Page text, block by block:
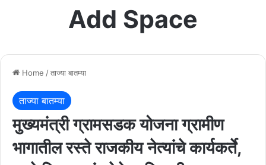
Add Space
Home /ताज्या बातम्या
ताज्या बातम्या
मुख्यमंत्री ग्रामसडक योजना ग्रामीण
भागातील रस्ते राजकीय नेत्यांचे कार्यकर्ते,